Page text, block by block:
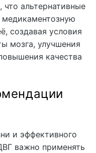
альтернативные
создавая условия
мозга, улучшения
качества
и эффективного
важно применять